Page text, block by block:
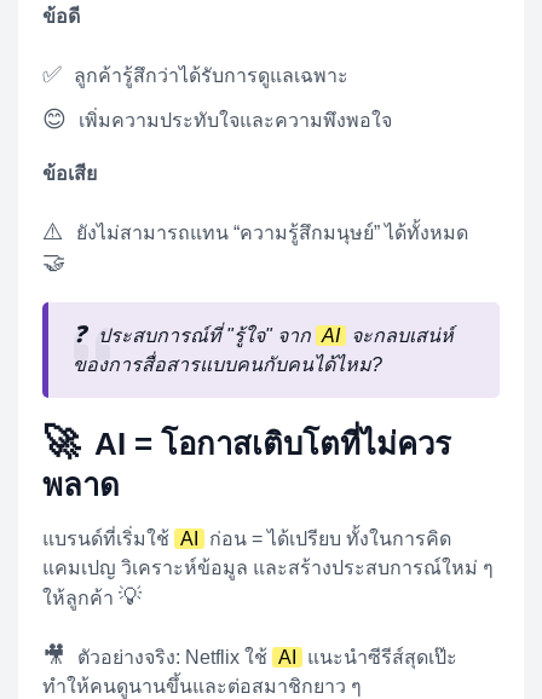
ข้อดี
✅ ลูกค้ารู้สึกว่าได้รับการดูแลเฉพาะ
😊 เพิ่มความประทับใจและความพึงพอใจ
ข้อเสีย
⚠️ ยังไม่สามารถแทน “ความรู้สึกมนุษย์” ได้ทั้งหมด
🤝
❓ ประสบการณ์ที่ "รู้ใจ" จาก AI
จะกลบเสน่ห์
ของการสื่อสารแบบคนกับคนได้ไหม?
🚀 AI = โอกาสเติบโตที่ไม่ควร
พลาด
แบรนด์ที่เริ่มใช้ AI
ก่อน = ได้เปรียบ ทั้งในการคิด
แคมเปญ วิเคราะห์ข้อมูล และสร้างประสบการณ์ใหม่ ๆ
ให้ลูกค้า 💡
🎥 ตัวอย่างจริง: Netflix ใช้ AI
แนะนำซีรีส์สุดเป๊ะ
ทำให้คนดูนานขึ้นและต่อสมาชิกยาว ๆ